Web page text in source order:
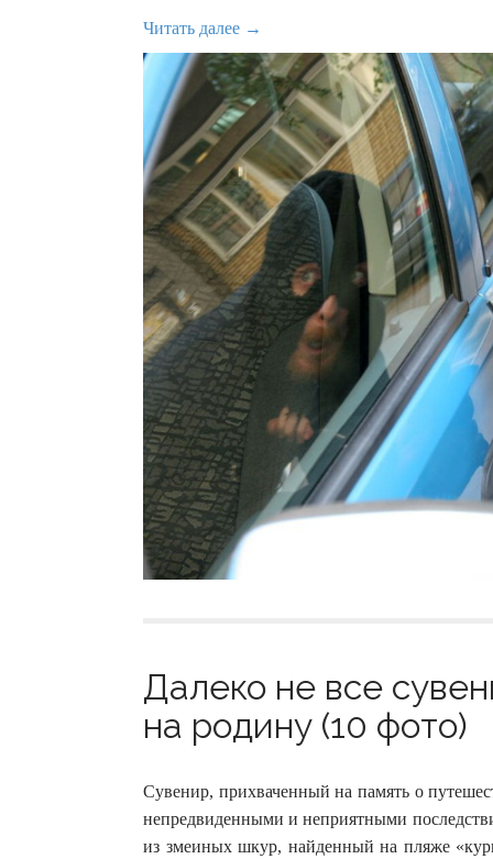
Читать далее →
Далеко не все
на родину (10 фото)
Сувенир, прихваченный на память о
непредвиденными и неприятными
из змеиных шкур, найденный на пляже